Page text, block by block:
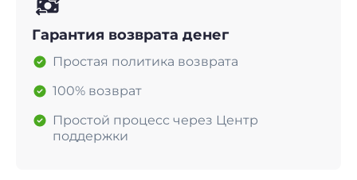
Гарантия возврата денег
Простая политика возврата
100% возврат
Простой процесс через Центр
поддержки